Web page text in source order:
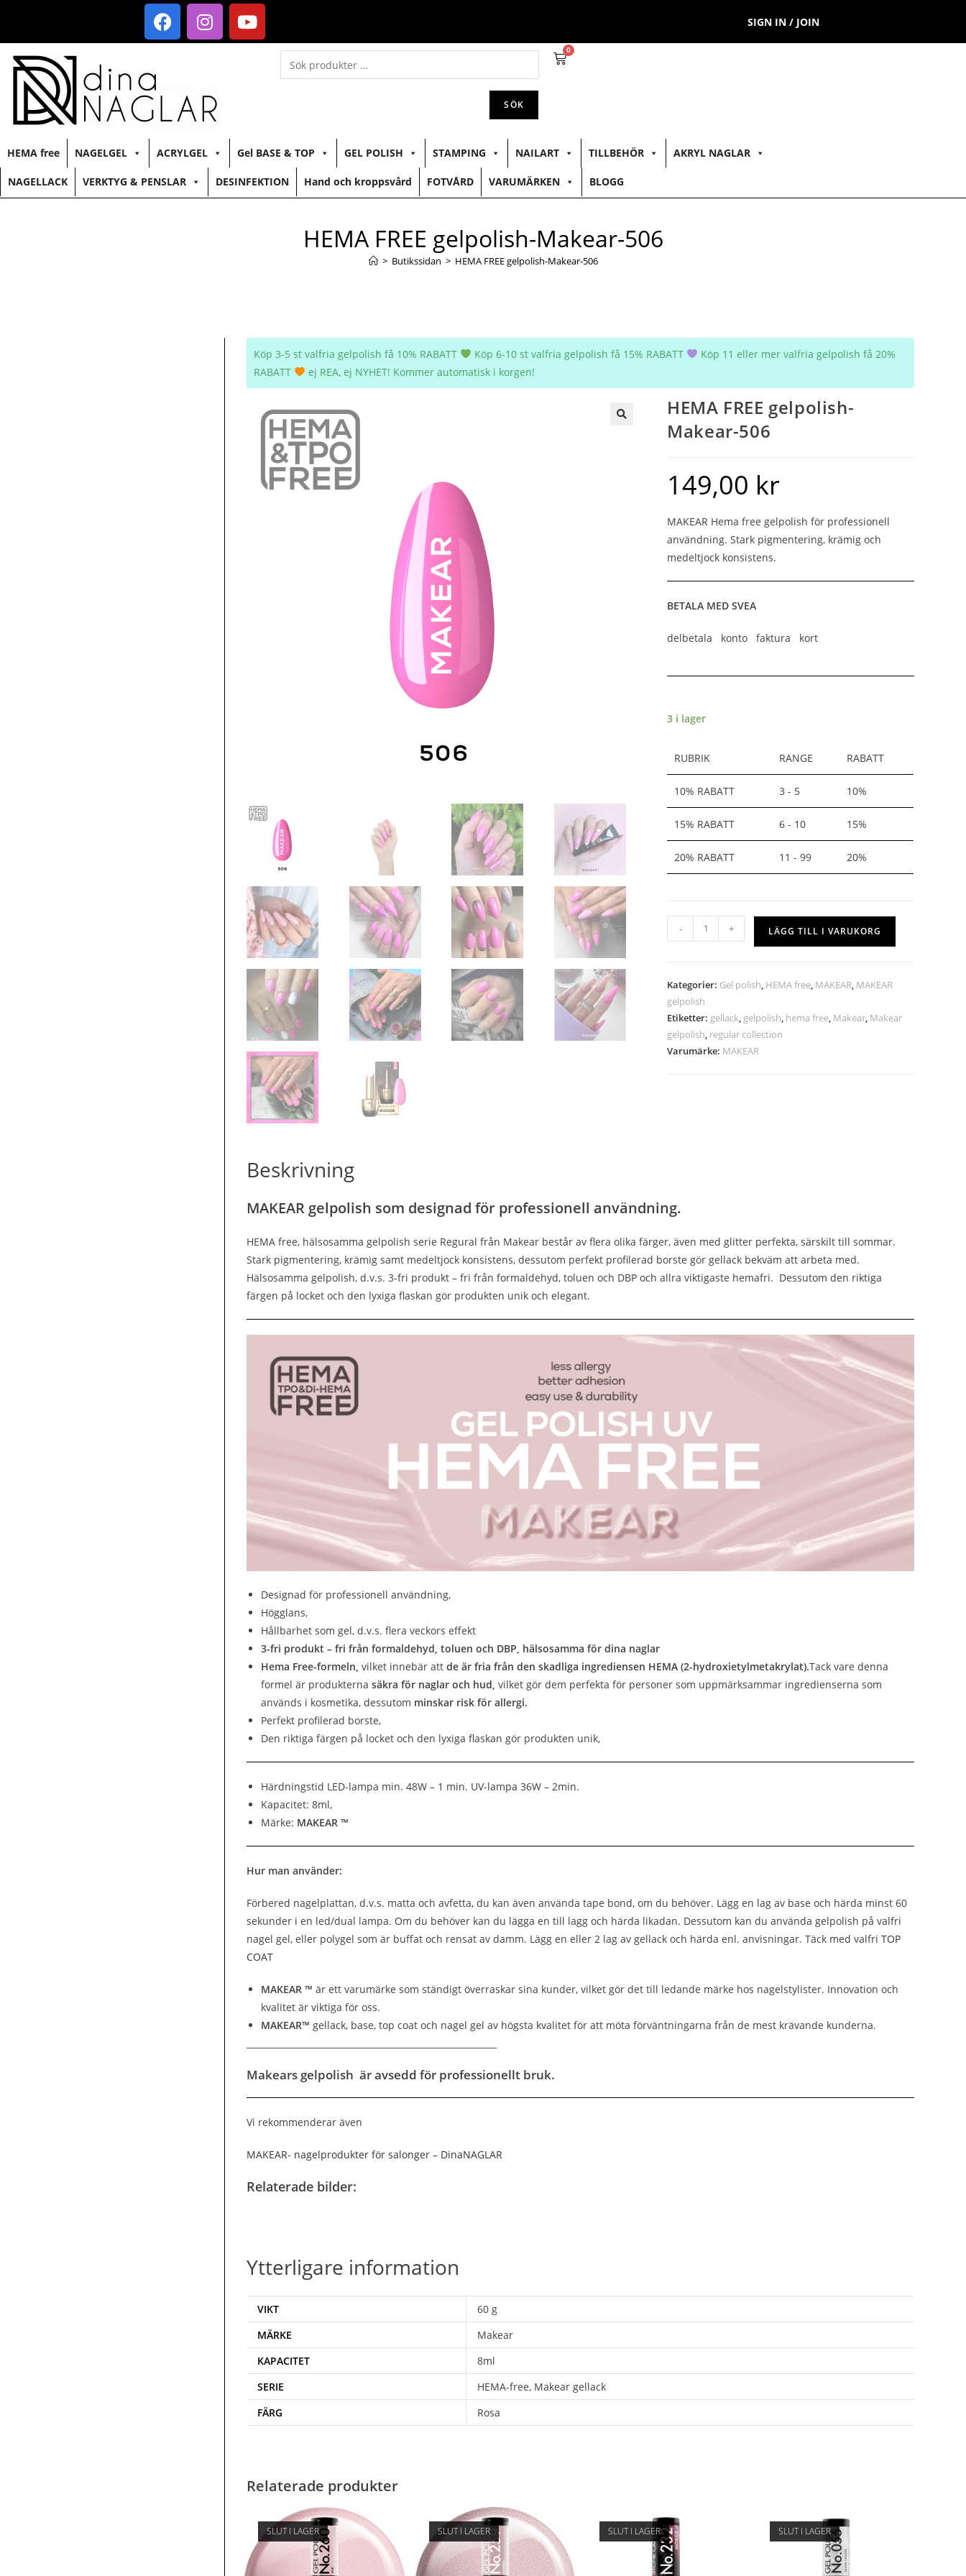
SIGN IN / JOIN
SÖK
0
HEMA free NAGELGEL ACRYLGEL Gel BASE & TOP GEL POLISH STAMPING NAILART TILLBEHÖR AKRYL NAGLAR
NAGELLACK VERKTYG & PENSLAR DESINFEKTION Hand och kroppsvård FOTVÅRD VARUMÄRKEN BLOGG
HEMA FREE gelpolish-Makear-506
> Butikssidan > HEMA FREE gelpolish-Makear-506
Köp 3-5 st valfria gelpolish få 10% RABATT Köp 6-10 st valfria gelpolish få 15% RABATT
Köp 11 eller mer valfria gelpolish få 20%
RABATT
ej REA, ej NYHET! Kommer automatisk i korgen!
HEMA FREE gelpolish-
Makear-506
149,00 kr
MAKEAR Hema free gelpolish för professionell
användning. Stark pigmentering, krämig och
medeltjock konsistens.
BETALA MED SVEA
delbetala konto faktura kort
3 i lager
RUBRIK RANGE RABATT
10% RABATT 3 - 5 10%
15% RABATT 6 - 10 15%
20% RABATT 11 - 99 20%
- + LÄGG TILL I VARUKORG
Kategorier: Gel polish, HEMA free, MAKEAR, MAKEAR
gelpolish
Etiketter: gellack, gelpolish, hema free, Makear, Makear
gelpolish, regular collection
Varumärke: MAKEAR
Beskrivning
MAKEAR gelpolish som designad för professionell användning.
HEMA free, hälsosamma gelpolish serie Regural från Makear består av flera olika färger, även med glitter perfekta, särskilt till sommar.
Stark pigmentering, krämig samt medeltjock konsistens, dessutom perfekt profilerad borste gör gellack bekväm att arbeta med.
Hälsosamma gelpolish, d.v.s. 3-fri produkt – fri från formaldehyd, toluen och DBP och allra viktigaste hemafri. Dessutom den riktiga
färgen på locket och den lyxiga flaskan gör produkten unik och elegant.
Designad för professionell användning,
Högglans,
Hållbarhet som gel, d.v.s. flera veckors effekt
3-fri produkt – fri från formaldehyd, toluen och DBP, hälsosamma för dina naglar
Hema Free-formeln, vilket innebär att de är fria från den skadliga ingrediensen HEMA (2-hydroxietylmetakrylat).Tack vare denna
formel är produkterna säkra för naglar och hud, vilket gör dem perfekta för personer som uppmärksammar ingredienserna som
används i kosmetika, dessutom minskar risk för allergi.
Perfekt profilerad borste,
Den riktiga färgen på locket och den lyxiga flaskan gör produkten unik,
Härdningstid LED-lampa min. 48W – 1 min. UV-lampa 36W – 2min.
Kapacitet: 8ml,
Märke: MAKEAR ™
Hur man använder:
Förbered nagelplattan, d.v.s. matta och avfetta, du kan även använda tape bond, om du behöver. Lägg en lag av base och härda minst 60
sekunder i en led/dual lampa. Om du behöver kan du lägga en till lagg och härda likadan. Dessutom kan du använda gelpolish på valfri
nagel gel, eller polygel som är buffat och rensat av damm. Lägg en eller 2 lag av gellack och härda enl. anvisningar. Täck med valfri TOP
COAT
MAKEAR ™ är ett varumärke som ständigt överraskar sina kunder, vilket gör det till ledande märke hos nagelstylister. Innovation och
kvalitet är viktiga för oss.
MAKEAR™ gellack, base, top coat och nagel gel av högsta kvalitet för att möta förväntningarna från de mest krävande kunderna.
Makears gelpolish är avsedd för professionellt bruk.
Vi rekommenderar även
MAKEAR- nagelprodukter för salonger – DinaNAGLAR
Relaterade bilder:
Ytterligare information
VIKT
60 g
MÄRKE
Makear
KAPACITET
8ml
SERIE
HEMA-free, Makear gellack
FÄRG
Rosa
Relaterade produkter
SLUT I LAGER SLUT I LAGER SLUT I LAGER SLUT I LAGER